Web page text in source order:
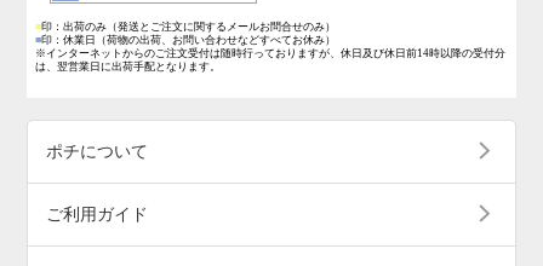
■印：出荷のみ （発送とご注文に関するメールお問合せのみ）
■印：休業日
（荷物の出荷、お問い合わせなどすべてお休み）
※インターネットからのご注文受付は随時行っておりますが、休日及び休日前14時以降の受付分
は、翌営業日に出荷手配となります。
ポチについて
ご利用ガイド